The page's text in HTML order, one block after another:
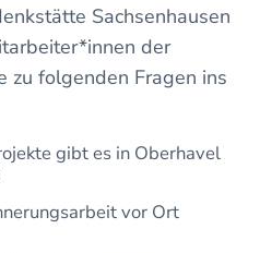
Sachsenhausen
der
zu folgenden Fragen ins
gibt es in Oberhavel
vor Ort